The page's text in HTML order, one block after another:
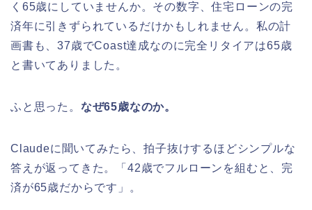
く65歳にしていませんか。その数字、住宅ローンの完
済年に引きずられているだけかもしれません。私の計
画書も、37歳でCoast達成なのに完全リタイアは65歳
と書いてありました。
ふと思った。 なぜ65歳なのか。
Claudeに聞いてみたら、拍子抜けするほどシンプルな
答えが返ってきた。「42歳でフルローンを組むと、完
済が65歳だからです」。